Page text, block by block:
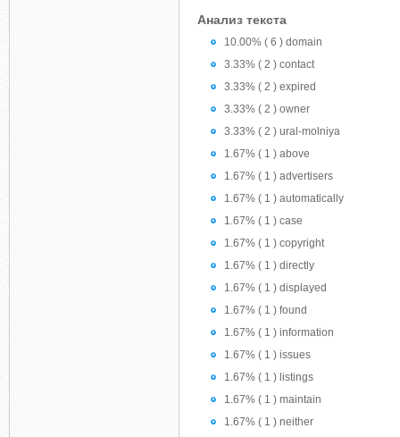
Анализ текста
10.00% ( 6 ) domain
3.33% ( 2 ) contact
3.33% ( 2 ) expired
3.33% ( 2 ) owner
3.33% ( 2 ) ural-molniya
1.67% ( 1 ) above
1.67% ( 1 ) advertisers
1.67% ( 1 ) automatically
1.67% ( 1 ) case
1.67% ( 1 ) copyright
1.67% ( 1 ) directly
1.67% ( 1 ) displayed
1.67% ( 1 ) found
1.67% ( 1 ) information
1.67% ( 1 ) issues
1.67% ( 1 ) listings
1.67% ( 1 ) maintain
1.67% ( 1 ) neither